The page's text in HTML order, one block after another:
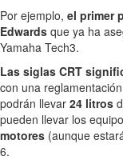
Por ejemplo, el primer
Edwards que ya ha
Yamaha Tech3.
Las siglas CRT
con una
podrán llevar 24 litros
pueden llevar los
motores (aunque
6.